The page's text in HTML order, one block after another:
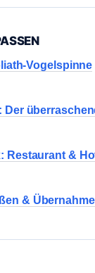
Vogelspinne
Der
Restaurant &
&